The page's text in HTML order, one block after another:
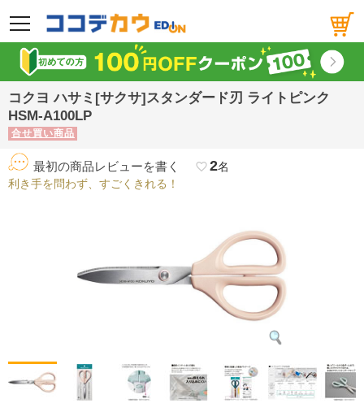
メニュー
コクヨ ハサミ[サクサ]スタンダード刃 ライトピンク
HSM-A100LP
合せ買い商品
最初の商品レビューを書く favorite_border2名
利き手を問わず、すごくきれる！